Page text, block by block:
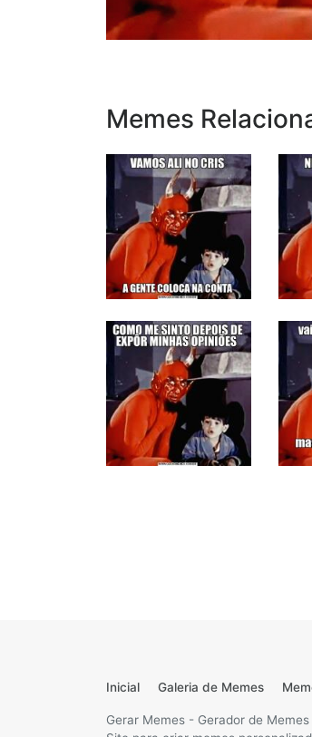
Memes
Inicial Galeria de Memes
Gerar Memes - Gerador de